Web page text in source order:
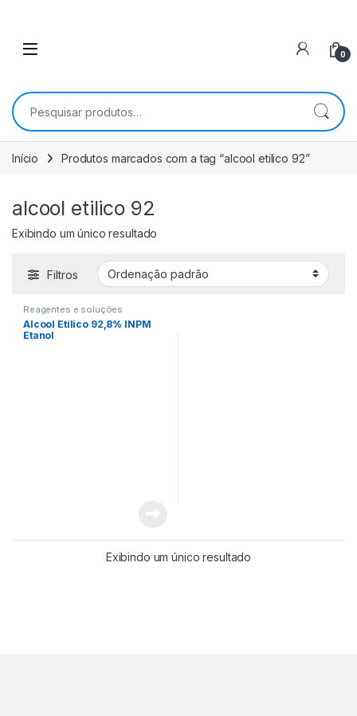
0
Pesquisar por:
Início Produtos marcados com a tag “alcool etilico 92”
alcool etilico 92
Exibindo um único resultado
Filtros
Reagentes e soluções
Álcool Etílico 92,8% INPM
Etanol
Exibindo um único resultado